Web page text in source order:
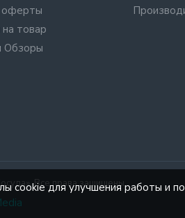
оферты
на товар
Обзоры
Все права защищены.
cookie для улучшения работы и